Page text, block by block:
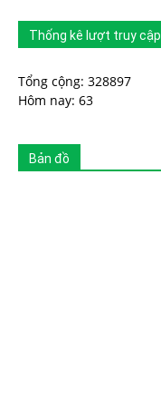
Thống kê lượt truy cập
Tổng cộng: 328897
Hôm nay: 63
Bản đồ